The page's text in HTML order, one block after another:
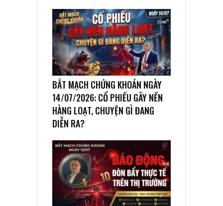
BẮT MẠCH CHỨNG KHOÁN NGÀY
14/07/2026: CỔ PHIẾU GÃY NỀN
HÀNG LOẠT, CHUYỆN GÌ ĐANG
DIỄN RA?